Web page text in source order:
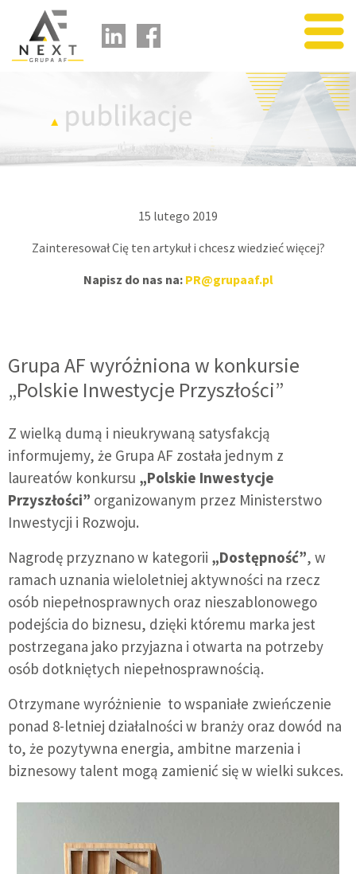
portfolio
o nas
partnerzy
15 lutego 2019
Zainteresował Cię ten artykuł i chcesz wiedzieć więcej?
Napisz do nas na: PR@grupaaf.pl
Grupa AF wyróżniona w konkursie
„Polskie Inwestycje Przyszłości”
Z wielką dumą i nieukrywaną satysfakcją
informujemy, że Grupa AF została jednym z
laureatów konkursu „Polskie Inwestycje
Przyszłości” organizowanym przez Ministerstwo
Inwestycji i Rozwoju.
Nagrodę przyznano w kategorii „Dostępność”, w
ramach uznania wieloletniej aktywności na rzecz
osób niepełnosprawnych oraz nieszablonowego
podejścia do biznesu, dzięki któremu marka jest
postrzegana jako przyjazna i otwarta na potrzeby
osób dotkniętych niepełnosprawnością.
Otrzymane wyróżnienie to wspaniałe zwieńczenie
ponad 8-letniej działalności w branży oraz dowód na
to, że pozytywna energia, ambitne marzenia i
biznesowy talent mogą zamienić się w wielki sukces.